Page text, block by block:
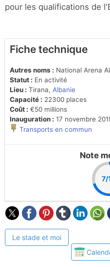
pour les qualifications de
Fiche technique
Autres noms : National Arena
Statut : En activité
Lieu : Tirana, Albanie
Capacité : 22300 places
Coût : €50 millions
Inauguration : 17 novembre
Transports en commun
Note
7/
Le stade et moi